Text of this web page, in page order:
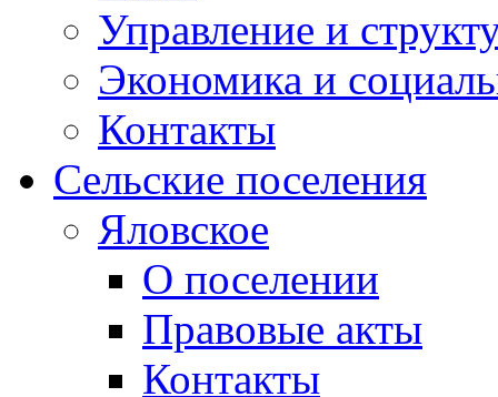
Управление и
Экономика и
Контакты
Сельские поселения
Яловское
О поселении
Правовые акты
Контакты